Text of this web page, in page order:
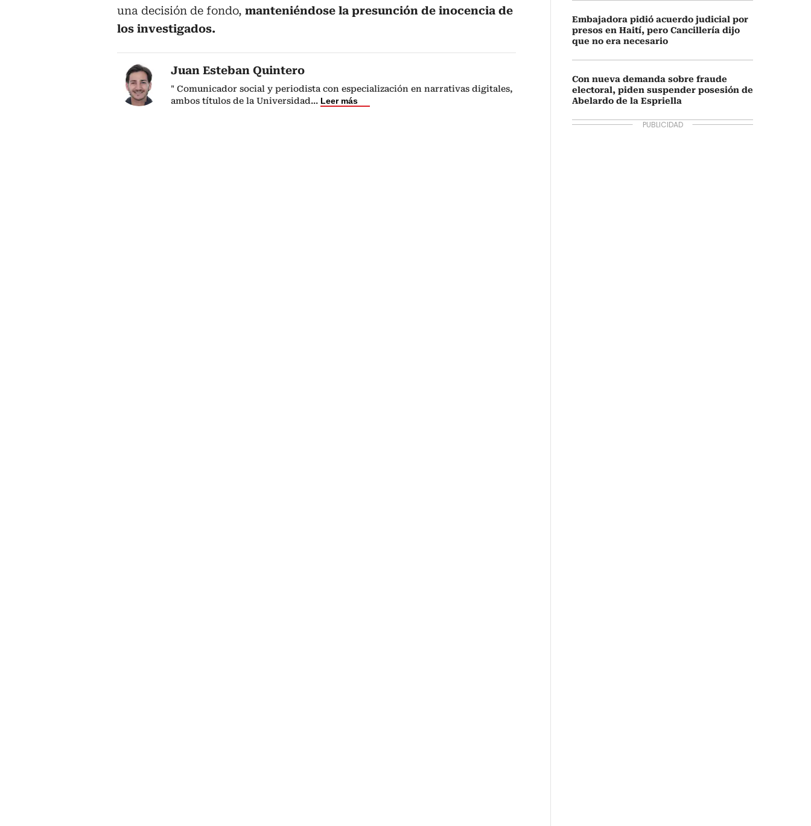
una decisión de fondo, manteniéndose la presunción de inocencia de
los investigados.
Juan Esteban Quintero
" Comunicador social y periodista con especialización en narrativas digitales,
ambos títulos de la Universidad... Leer más
Embajadora pidió acuerdo judicial por
presos en Haití, pero Cancillería dijo
que no era necesario
Con nueva demanda sobre fraude
electoral, piden suspender posesión de
Abelardo de la Espriella